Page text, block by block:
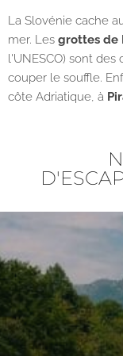
La Slovénie cache
mer. Les grottes de
l'UNESCO) sont
couper le souffle.
côte Adriatique, à